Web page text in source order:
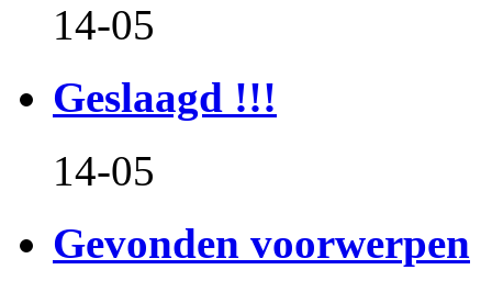
14-05
Geslaagd !!!
14-05
Gevonden voorwerpen